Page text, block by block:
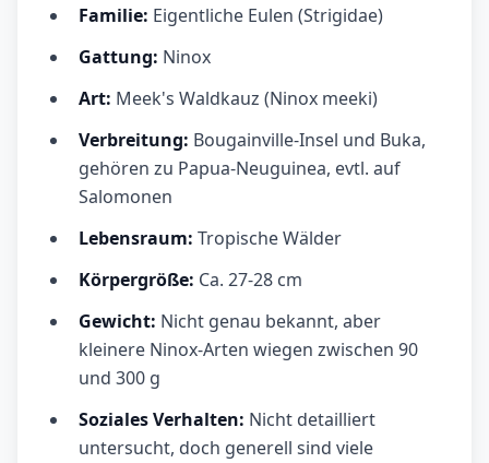
Familie: Eigentliche Eulen (Strigidae)
Gattung: Ninox
Art: Meek's Waldkauz (Ninox meeki)
Verbreitung: Bougainville-Insel und Buka,
gehören zu Papua-Neuguinea, evtl. auf
Salomonen
Lebensraum: Tropische Wälder
Körpergröße: Ca. 27-28 cm
Gewicht: Nicht genau bekannt, aber
kleinere Ninox-Arten wiegen zwischen 90
und 300 g
Soziales Verhalten: Nicht detailliert
untersucht, doch generell sind viele